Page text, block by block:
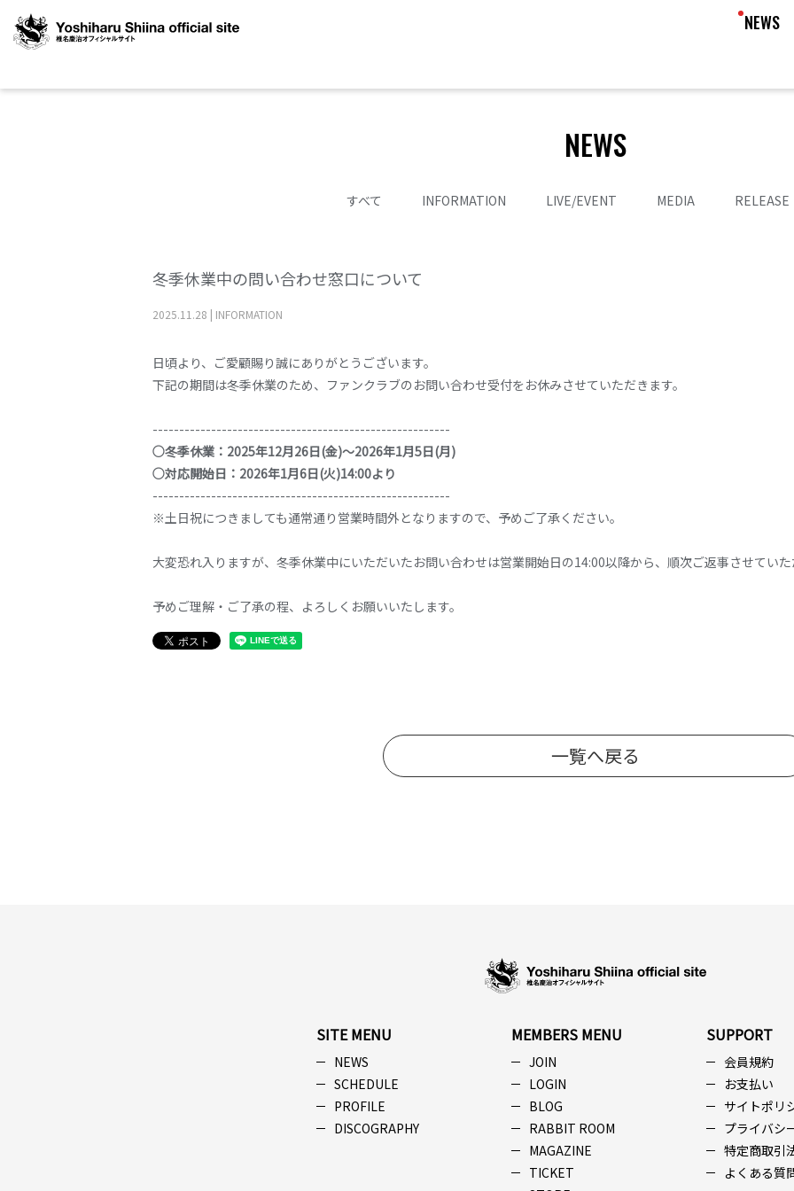
NEWS
NEWS
すべて INFORMATION LIVE/EVENT MEDIA RELEASE
冬季休業中の問い合わせ窓口について
2025.11 .28 | INFORMATION
日頃より、ご愛顧賜り誠にありがとうございます。
下記の期間は冬季休業のため、ファンクラブのお問い合わせ受付をお休みさせていただきます。
--------------------------------------------------------
○冬季休業： 2025年12月26日(金)～2026年1月5日(月)
○対応開始日： 2026年1月6日(火)14:00より
--------------------------------------------------------
※土日祝につきましても通常通り営業時間外となりますので、予めご了承ください。
大変恐れ入りますが、冬季休業中にいただいたお問い合わせは営業開始日の14:00以降から、順次ご返事させていた
予めご理解・ご了承の程、よろしくお願いいたします。
一覧へ戻る
SITE MENU
NEWS
SCHEDULE
PROFILE
DISCOGRAPHY
MEMBERS MENU
JOIN
LOGIN
BLOG
RABBIT ROOM
MAGAZINE
TICKET
SUPPORT
会員規約
お支払い
サイトポリ
プライバシ
特定商取引
よくある質